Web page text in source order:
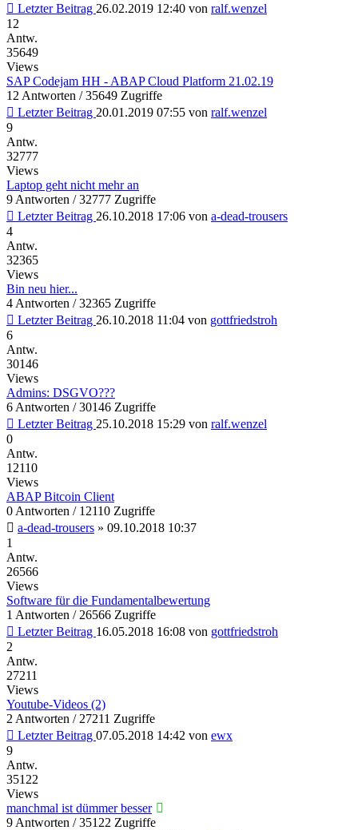
Letzter Beitrag 26.02.2019 12:40 von ralf.wenzel
12
Antw.
35649
Views
SAP Codejam HH - ABAP Cloud Platform 21.02.19
12 Antworten / 35649 Zugriffe
Letzter Beitrag 20.01.2019 07:55 von ralf.wenzel
9
Antw.
32777
Views
Laptop geht nicht mehr an
9 Antworten / 32777 Zugriffe
Letzter Beitrag 26.10.2018 17:06 von a-dead-trousers
4
Antw.
32365
Views
Bin neu hier...
4 Antworten / 32365 Zugriffe
Letzter Beitrag 26.10.2018 11:04 von gottfriedstroh
6
Antw.
30146
Views
Admins: DSGVO???
6 Antworten / 30146 Zugriffe
Letzter Beitrag 25.10.2018 15:29 von ralf.wenzel
0
Antw.
12110
Views
ABAP Bitcoin Client
0 Antworten / 12110 Zugriffe
a-dead-trousers » 09.10.2018 10:37
1
Antw.
26566
Views
Software für die Fundamentalbewertung
1 Antworten / 26566 Zugriffe
Letzter Beitrag 16.05.2018 16:08 von gottfriedstroh
2
Antw.
27211
Views
Youtube-Videos (2)
2 Antworten / 27211 Zugriffe
Letzter Beitrag 07.05.2018 14:42 von ewx
9
Antw.
35122
Views
manchmal ist dümmer besser
9 Antworten / 35122 Zugriffe